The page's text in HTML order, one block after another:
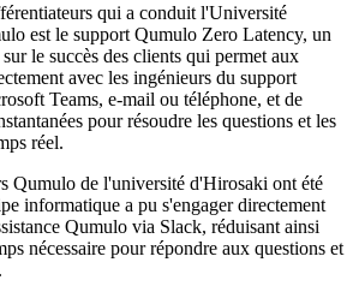
qui a conduit l'Université
est le support Qumulo Zero Latency, un
le succès des clients qui permet aux
avec les ingénieurs du support
Teams, e-mail ou téléphone, et de
pour résoudre les questions et les
réel.
Qumulo de l'université d'Hirosaki ont été
informatique a pu s'engager directement
Qumulo via Slack, réduisant ainsi
nécessaire pour répondre aux questions et